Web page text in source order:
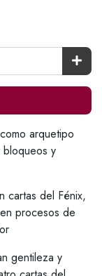
arquetipo
bloqueos y
cartas del Fénix,
procesos de
gentileza y